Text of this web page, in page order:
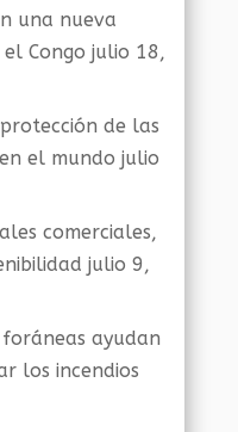
una nueva
Congo julio 18,
de las
el mundo julio
comerciales,
julio 9,
foráneas ayudan
los incendios